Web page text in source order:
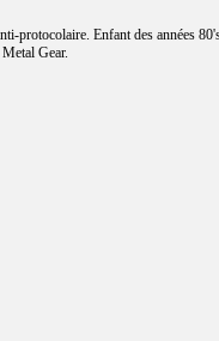
protocolaire. Enfant des années
Gear.